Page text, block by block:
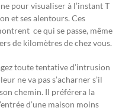
pour visualiser à l’instant T
et ses alentours. Ces
ce qui se passe, même
de kilomètres de chez vous.
toute tentative d’intrusion
ne va pas s’acharner s’il
chemin. Il préférera la
d’une maison moins